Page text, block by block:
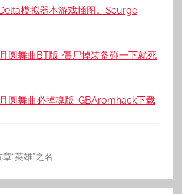
模拟器本游戏插图。Scurge
圆舞曲BT版-僵尸掉装备碰一下就死
圆舞曲必掉魂版-GBAromhack下载
“英雄”之名